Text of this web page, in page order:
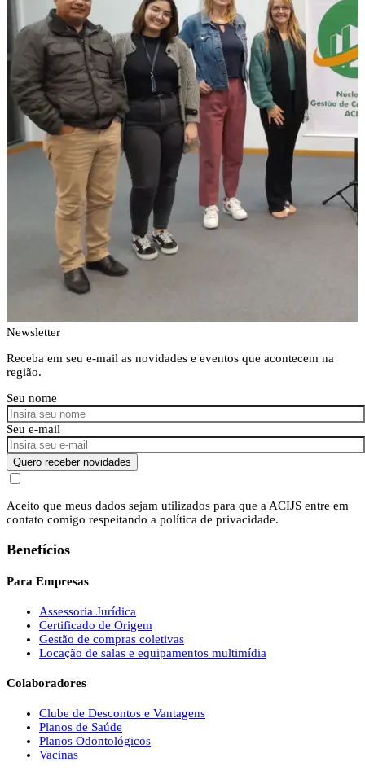
Newsletter
Receba em seu e-mail as novidades e eventos que acontecem na
região.
Seu nome
Seu e-mail
Quero receber novidades
Aceito que meus dados sejam utilizados para que a ACIJS entre em
contato comigo respeitando a política de privacidade.
Benefícios
Para Empresas
Assessoria Jurídica
Certificado de Origem
Gestão de compras coletivas
Locação de salas e equipamentos multimídia
Colaboradores
Clube de Descontos e Vantagens
Planos de Saúde
Planos Odontológicos
Vacinas